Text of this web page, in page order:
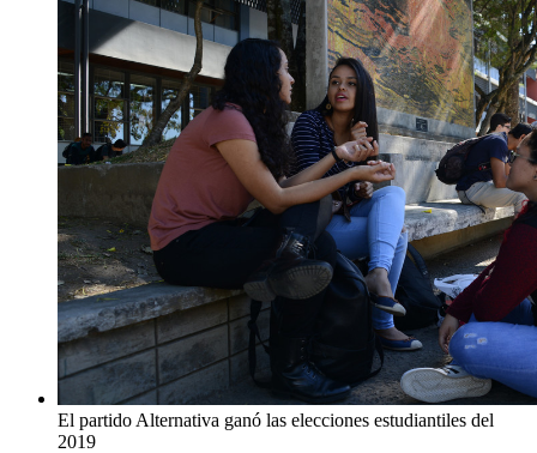
El partido Alternativa ganó las elecciones estudiantiles del
2019